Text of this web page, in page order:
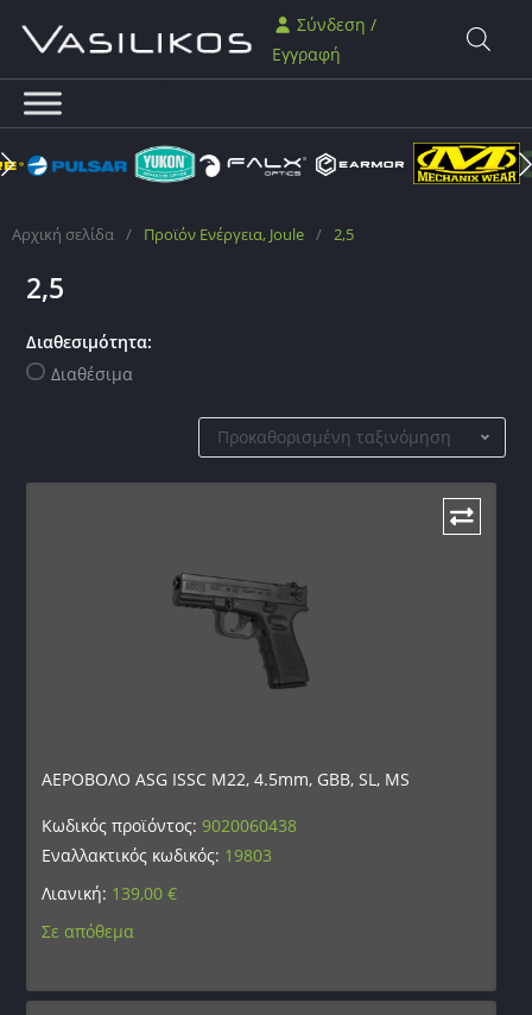
Σύνδεση /
Εγγραφή
Αρχική σελίδα / Προϊόν Ενέργεια, Joule / 2,5
2,5
Διαθεσιμότητα:
Διαθέσιμα
Προκαθορισμένη ταξινόμηση
ΑΕΡΟΒΟΛΟ ASG ISSC M22, 4.5mm, GBB, SL, MS
Κωδικός προϊόντος:9020060438
Εναλλακτικός κωδικός: 19803
Λιανική: 139,00€
Σε απόθεμα